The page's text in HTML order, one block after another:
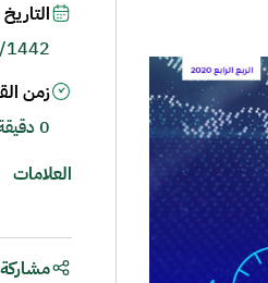
زمن
0 دقيقة
العلامات
مشاركة